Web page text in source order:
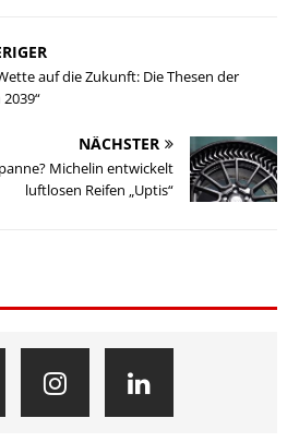
auf die Zukunft: Die Thesen der
NÄCHSTER
Michelin entwickelt
luftlosen Reifen „Uptis“